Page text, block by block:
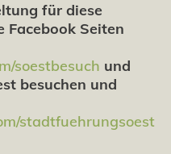
für diese
Seiten
soestbesuch und
besuchen und
stadtfuehrungsoest